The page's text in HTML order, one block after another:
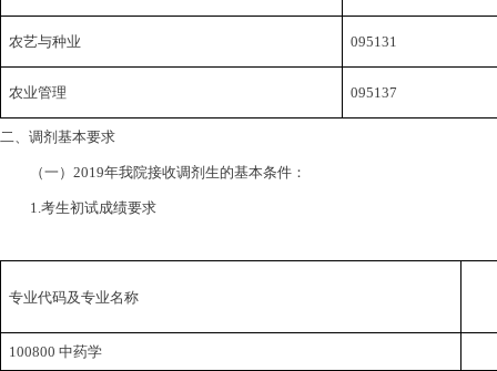
农艺与种业 095131
农业管理 095137
二、调剂基本要求
（一） 2019年我院接收调剂生的基本条件：
1. 考生初试成绩要求
专业代码及专业名称
100800中药学